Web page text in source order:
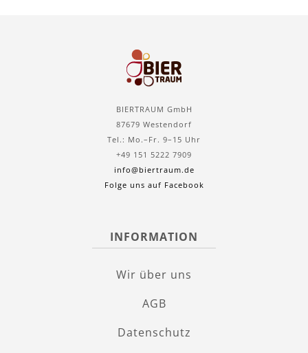
BIERTRAUM GmbH
87679 Westendorf
Tel.: Mo.–Fr. 9–15 Uhr
+49 151 5222 7909
info@biertraum.de
Folge uns auf Facebook
INFORMATION
Wir über uns
AGB
Datenschutz